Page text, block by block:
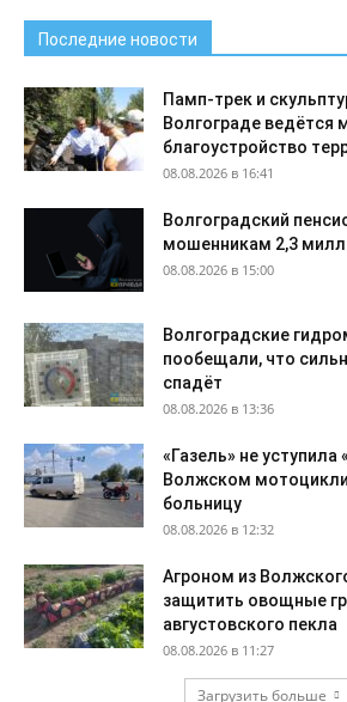
Последние новости
Памп-трек и
Волгограде ведётся
благоустройство
08.08.2026 в 16:41
Волгоградский
мошенникам 2,3
08.08.2026 в 15:00
Волгоградские
пообещали, что
спадёт
08.08.2026 в 13:36
«Газель» не уступила
Волжском
больницу
08.08.2026 в 12:32
Агроном из
защитить овощные
августовского пекла
08.08.2026 в 11:27
Загрузить больше